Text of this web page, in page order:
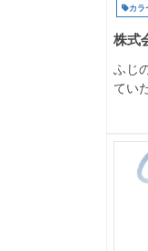
カラ
株式
ふじ
てい